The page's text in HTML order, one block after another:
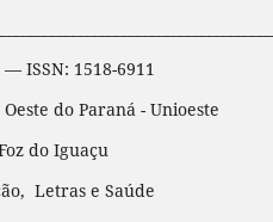
— ISSN: 1518-6911
do Paraná - Unioeste
do Iguaçu
Letras e Saúde